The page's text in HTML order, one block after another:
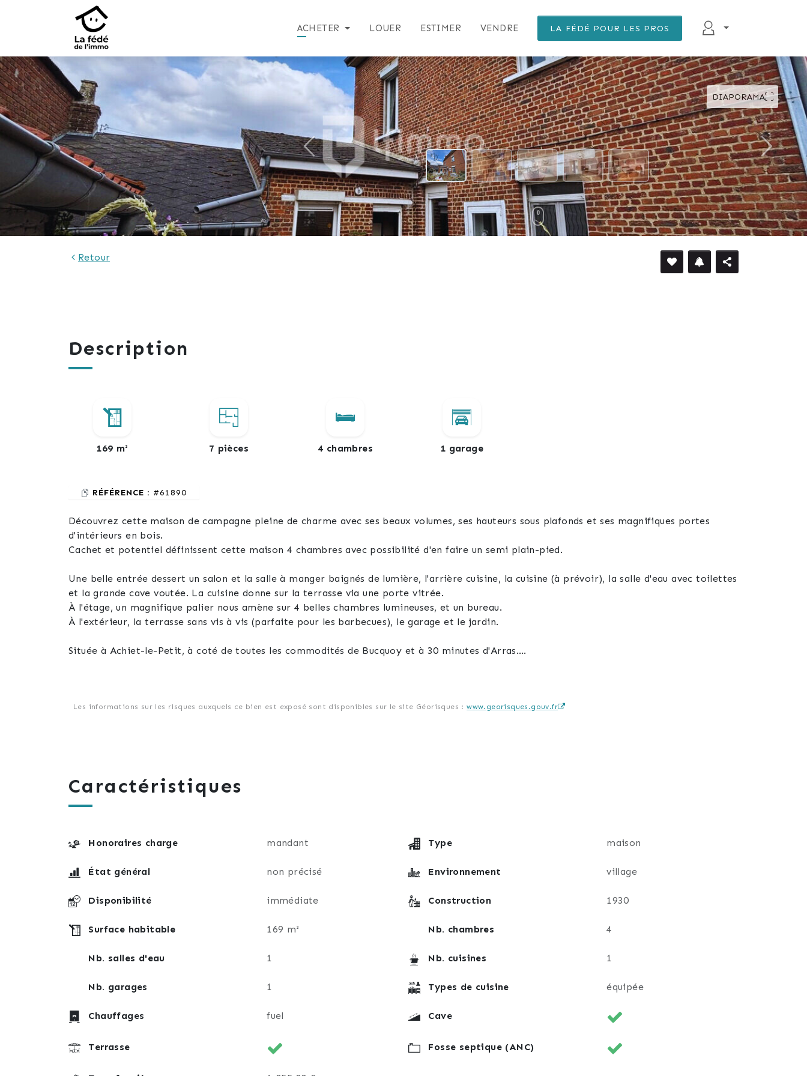
ACHETER LOUER ESTIMER VENDRE LA FÉDÉ POUR LES PROS
DIAPORAMA
DÉFILER VERS LE BAS
Retour
Description
169 m² 7 pièces 4 chambres 1 garage
RÉFÉRENCE : #61890
Découvrez cette maison de campagne pleine de charme avec ses beaux volumes, ses hauteurs sous plafonds et ses magnifiques portes
d'intérieurs en bois.
Cachet et potentiel définissent cette maison 4 chambres avec possibilité d'en faire un semi plain-pied.
Une belle entrée dessert un salon et la salle à manger baignés de lumière, l'arrière cuisine, la cuisine (à prévoir), la salle d'eau avec toilettes
et la grande cave voutée. La cuisine donne sur la terrasse via une porte vitrée.
À l'étage, un magnifique palier nous amène sur 4 belles chambres lumineuses, et un bureau.
À l'extérieur, la terrasse sans vis à vis (parfaite pour les barbecues), le garage et le jardin.
Située à Achiet-le-Petit, à coté de toutes les commodités de Bucquoy et à 30 minutes d'Arras.
Les informations sur les risques auxquels ce bien est exposé sont disponibles sur le site Géorisques :www.georisques.gouv.fr
Caractéristiques
Honoraires charge mandant Type maison
État général non précisé Environnement village
Disponibilité immédiate Construction 1930
Surface habitable 169 m² Nb. chambres 4
Nb. salles d'eau 1 Nb. cuisines 1
Nb. garages 1 Types de cuisine équipée
Chauffages fuel Cave
Terrasse Fosse septique (ANC)